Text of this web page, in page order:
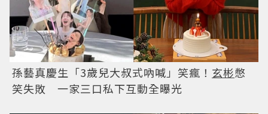
孫藝真慶生「3歲兒大叔式吶喊」笑瘋！ 玄彬憋
笑失敗 一家三口私下互動全曝光